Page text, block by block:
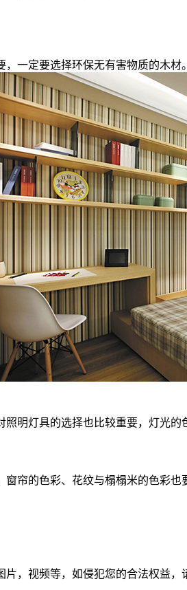
一定要选择环保无有害物质的木材。
灯具的选择也比较重要，灯光的
的色彩、花纹与榻榻米的色彩也
，视频等，如侵犯您的合法权益，